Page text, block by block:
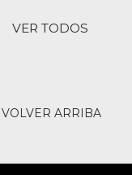
VER TODOS
VOLVER ARRIBA